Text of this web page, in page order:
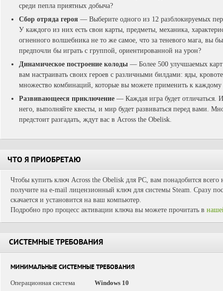
среди пепла приятных добыча?
Сбор отряда героя — Выберите одного из 12 разблокируемых
У каждого из них есть свои карты, предметы, механика,
огненного волшебника не то же самое, что за теневого мага, вы
предпочли бы играть с группой, ориентированной на урон?
Динамическое построение колоды — Более 500 улучшаемых
вам настраивать своих героев с различными билдами: яды,
множество комбинаций, которые вы можете применить к каждому
Развивающееся приключение — Каждая игра будет отличаться.
него, выполняйте квесты, и мир будет развиваться перед вами.
предстоит разгадать, ждут вас в Across the Obelisk.
ЧТО Я ПРИОБРЕТАЮ
Чтобы купить ключ Across the Obelisk для PC, вам понадобится
получите на e-mail лицензионный ключ для системы Steam. Сразу
скачается и установится на ваш компьютер.
Подробно про процесс активации ключа вы можете прочитать в
СИСТЕМНЫЕ ТРЕБОВАНИЯ
МИНИМАЛЬНЫЕ СИСТЕМНЫЕ ТРЕБОВАНИЯ
Операционная система
Windows 10